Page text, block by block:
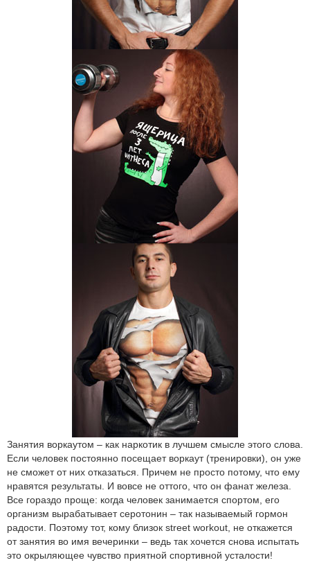
Занятия воркаутом – как наркотик в лучшем смысле этого слова.
Если человек постоянно посещает воркаут (тренировки), он уже
не сможет от них отказаться. Причем не просто потому, что ему
нравятся результаты. И вовсе не оттого, что он фанат железа.
Все гораздо проще: когда человек занимается спортом, его
организм вырабатывает серотонин – так называемый гормон
радости. Поэтому тот, кому близок street workout, не откажется
от занятия во имя вечеринки – ведь так хочется снова испытать
это окрыляющее чувство приятной спортивной усталости!